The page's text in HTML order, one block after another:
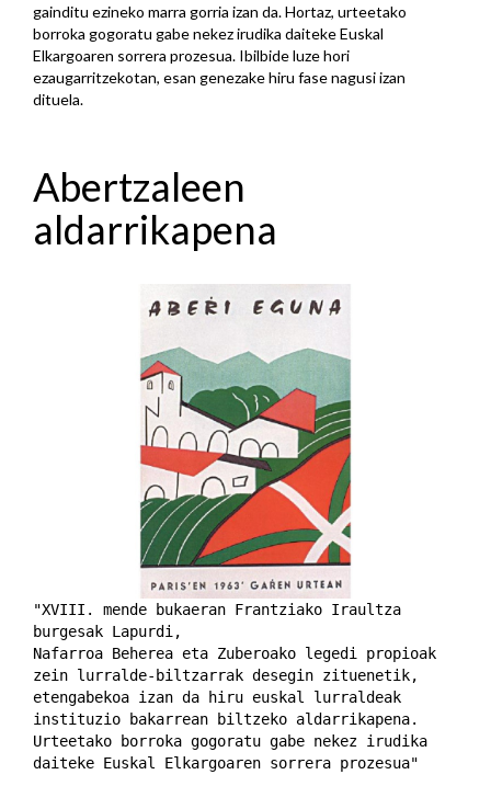
gainditu ezineko marra gorria izan da. Hortaz, urteetako
borroka gogoratu gabe nekez irudika daiteke Euskal
Elkargoaren sorrera prozesua. Ibilbide luze hori
ezaugarritzekotan, esan genezake hiru fase nagusi izan
dituela.
Abertzaleen
aldarrikapena
"XVIII. mende bukaeran Frantziako Iraultza
burgesak Lapurdi,
Nafarroa Beherea eta Zuberoako legedi propioak
zein lurralde-biltzarrak desegin zituenetik,
etengabekoa izan da hiru euskal lurraldeak
instituzio bakarrean biltzeko aldarrikapena.
Urteetako borroka gogoratu gabe nekez irudika
daiteke Euskal Elkargoaren sorrera prozesua"